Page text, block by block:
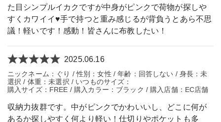
た目シンプルイカクですが中身がピンクで荷物が探しや
すくカワイイ♥️手で持つと重み感じるが背負うとあら不思
議！軽いです！感動！皆さんに布教したい！
2025.06.16
ニックネーム：ぐり / 性別：女性 / 年齢：回答しない / 身長：未
選択 / 体重：未選択 / いつものサイズ：
購入サイズ：FREE / 購入カラー：ブラック / 購入店舗：EC店舗
収納力抜群です。中がピンクでかわいいし、どこに何が
あるか探しやすく何より軽い！仕切りやポケットも多